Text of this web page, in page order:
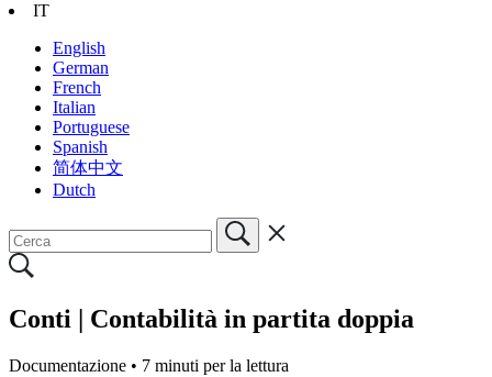
IT
English
German
French
Italian
Portuguese
Spanish
简体中文
Dutch
Conti | Contabilità in partita doppia
Documentazione • 7 minuti per la lettura